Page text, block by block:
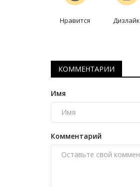
Нравится Дизлайк
КОММЕНТАРИИ
Имя
Комментарий